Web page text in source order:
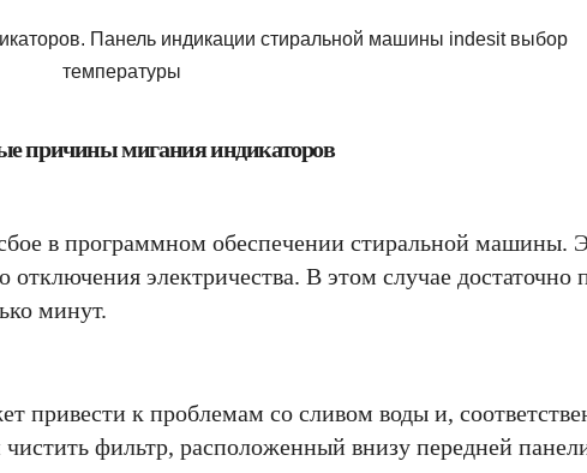
причины мигания индикаторов
в программном обеспечении стиральной машины.
электричества. В этом случае достаточно
минут.
привести к проблемам со сливом воды и,
чистить фильтр, расположенный внизу передней